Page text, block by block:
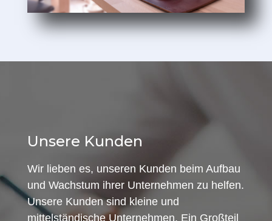
Unsere Kunden
Wir lieben es, unseren Kunden beim Aufbau
und Wachstum ihrer Unternehmen zu helfen.
Unsere Kunden sind kleine und
mittelständische Unternehmen. Ein Großteil